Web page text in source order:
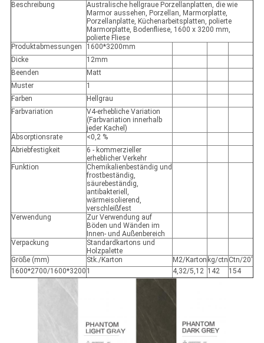
Beschreibung
Australische hellgraue Porzellanplatten, die wie
Marmor aussehen, Porzellan, Marmorplatte,
Porzellanplatte, Küchenarbeitsplatten, polierte
Marmorplatte, Bodenfliese, 1600 x 3200 mm,
polierte Fliese
Produktabmessungen
1600*3200mm
Dicke
12mm
Beenden
Matt
Muster
1
Farben
Hellgrau
Farbvariation
V4-erhebliche Variation
(Farbvariation innerhalb
jeder Kachel)
Absorptionsrate
<0,2 %
Abriebfestigkeit
6 - kommerzieller
erheblicher Verkehr
Funktion
Chemikalienbeständig und
frostbeständig,
säurebeständig,
antibakteriell,
wärmeisolierend,
verschleißfest
Verwendung
Zur Verwendung auf
Böden und Wänden im
Innen- und Außenbereich
Verpackung
Standardkartons und
Holzpalette
Größe (mm)
Stk./Karton M2/Karton kg/ctn Ctn/20'
1600*2700/1600*3200 1 4,32/5,12 142 154